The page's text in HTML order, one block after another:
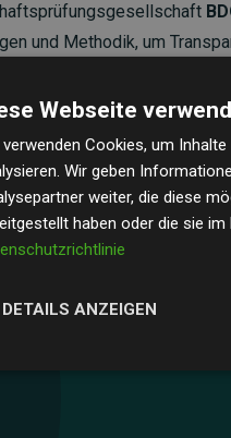
und Methodik, um
belegen, dass unsere
200 % der geschätzten
– ein klarer
Webseite
verwenden Cookies, um
Wir geben
weiter, die diese
haben oder die sie im
DETAILS ANZEIGEN